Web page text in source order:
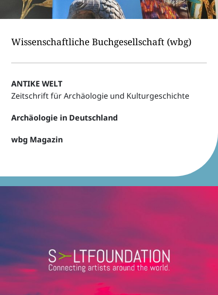
Wissen­schaft­li­che Buch­ge­sell­schaft (wbg)
ANTIKE WELT
Zeit­schrift für Archäo­lo­gie und Kulturgeschichte
Archäo­lo­gie in Deutsch­land
wbg Maga­zin